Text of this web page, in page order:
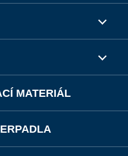
MATERIÁL